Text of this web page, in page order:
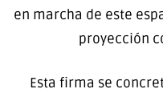
en marcha de este
proyección
Esta firma se